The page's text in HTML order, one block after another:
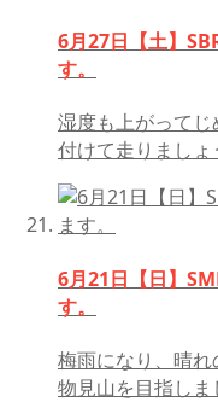
6月27日【土】
す。
湿度も上がって
付けて走りましょ
6月21日【日】
す。
梅雨になり、晴
物見山を目指しま